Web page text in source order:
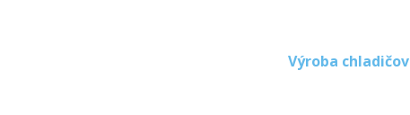
Výroba chladičov